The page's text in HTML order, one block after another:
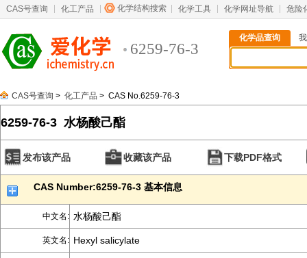
CAS号查询 化工产品 化学结构搜索 化学工具 化学网址导航 危险
6259-76-3
化学品查询
CAS号查询 > 化工产品 > CAS No.6259-76-3
6259-76-3 水杨酸己酯
发布该产品 收藏该产品 下载PDF格式
CAS Number:6259-76-3 基本信息
中文名: 水杨酸己酯
英文名: Hexyl salicylate